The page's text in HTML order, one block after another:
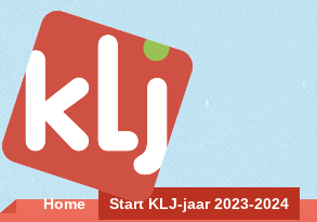
Home Start KLJ-jaar 2023-2024